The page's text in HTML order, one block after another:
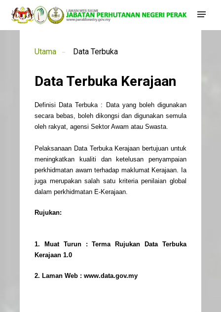
Utama Data Terbuka
Data Terbuka Kerajaan
Definisi Data Terbuka : Data yang boleh digunakan
secara bebas, boleh dikongsi dan digunakan semula
oleh rakyat, agensi Sektor Awam atau Swasta.
Pelaksanaan Data Terbuka Kerajaan bertujuan untuk
meningkatkan kualiti dan ketelusan penyampaian
perkhidmatan awam terhadap maklumat Kerajaan. Ia
juga merupakan salah satu kriteria penilaian global
dalam perkhidmatan E-Kerajaan.
Rujukan:
1. Muat Turun :Terma Rujukan Data Terbuka
Kerajaan 1.0
2. Laman Web : www.data.gov.my